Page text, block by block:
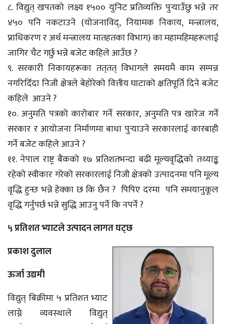
८. विद्युत् खपतको लक्ष्य १५०० युनिट प्रतिव्यक्ति पुर्‍याउँछु भन्ने तर
४५० पनि नकटाउने (योजनाविद्, नियामक निकाय, मन्त्रालय,
प्राधिकरण र अर्थ मन्त्रालय मातहतका विभाग) का महामहिमहरूलाई
जागिर चैट गर्छु भन्ने बजेट कहिले आउँछ ?
९. सरकारी निकायहरूका तत्‌तत् विभागले समयमै काम सम्पन्न
नगरिदिँदा निजी क्षेत्रले बेहोरेको वित्तीय घाटाको क्षतिपूर्ति दिने बजेट
कहिले आउने ?
१०. अनुमति पत्रको कारोबार गर्ने सरकार, अनुमति पत्र खारेज गर्ने
सरकार र आयोजना निर्माणमा बाधा पुर्‍याउने सरकारलाई कारबाही
गर्ने बजेट कहिले आउने ?
११. नेपाल राष्ट्र बैंकको १७ प्रतिशतभन्दा बढी मूल्यवृद्धिको तथ्याङ्क
रहेको स्वीकार गरेको सरकारलाई निजी क्षेत्रको उत्पादनमा पनि मूल्य
वृद्धि हुन्छ भन्ने हेक्का छ कि छैन ? पिपिए दरमा पनि समयानुकूल
वृद्धि गर्नुपर्छ भन्ने सुद्धि आउनु पर्ने कि नपर्ने ?
५ प्रतिशत भ्याटले उत्पादन लागत घट्छ
प्रकाश दुलाल
ऊर्जा उद्यमी
विद्युत् बिक्रीमा ५ प्रतिशत भ्याट
लाग्ने व्यवस्थाले विद्युत्